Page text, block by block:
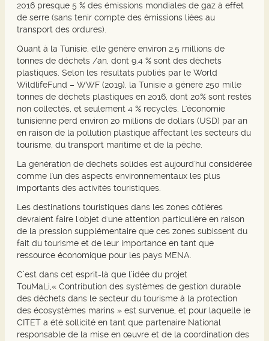
2016 presque 5 % des émissions mondiales de gaz à effet
de serre (sans tenir compte des émissions liées au
transport des ordures).
Quant à la Tunisie, elle génère environ 2,5 millions de
tonnes de déchets /an, dont 9.4 % sont des déchets
plastiques. Selon les résultats publiés par le World
WildlifeFund – WWF (2019), la Tunisie a généré 250 mille
tonnes de déchets plastiques en 2016, dont 20% sont restés
non collectés, et seulement 4 % recyclés. L'économie
tunisienne perd environ 20 millions de dollars (USD) par an
en raison de la pollution plastique affectant les secteurs du
tourisme, du transport maritime et de la pêche.
La génération de déchets solides est aujourd'hui considérée
comme l'un des aspects environnementaux les plus
importants des activités touristiques.
Les destinations touristiques dans les zones côtières
devraient faire l'objet d'une attention particulière en raison
de la pression supplémentaire que ces zones subissent du
fait du tourisme et de leur importance en tant que
ressource économique pour les pays MENA.
C’est dans cet esprit-là que l’idée du projet
TouMaLi,« Contribution des systèmes de gestion durable
des déchets dans le secteur du tourisme à la protection
des écosystèmes marins » est survenue, et pour laquelle le
CITET a été sollicité en tant que partenaire National
responsable de la mise en œuvre et de la coordination des